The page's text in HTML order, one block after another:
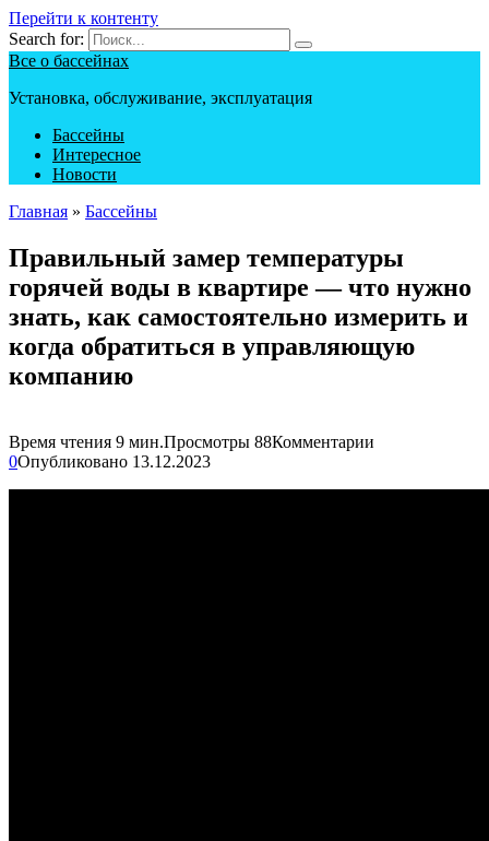
Перейти к контенту
Search for:
Все о бассейнах
Установка, обслуживание, эксплуатация
Бассейны
Интересное
Новости
Главная » Бассейны
Правильный замер температуры
горячей воды в квартире — что нужно
знать, как самостоятельно измерить и
когда обратиться в управляющую
компанию
Время чтения 9 мин.Просмотры 88Комментарии
0Опубликовано 13.12.2023